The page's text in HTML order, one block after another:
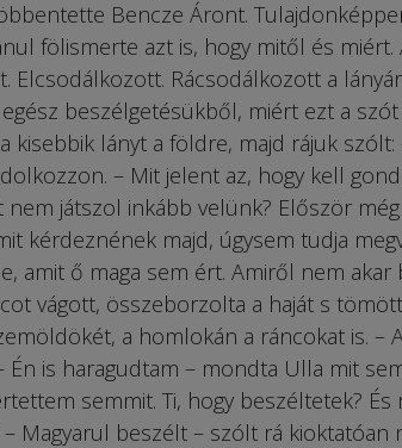
Bencze Áront.
fölismerte azt is, hogy mitől és miért.
Elcsodálkozott. Rácsodálkozott a
beszélgetésükből, miért ezt a
kisebbik lányt a földre, majd rájuk szólt:
– Mit jelent az, hogy kell
játszol inkább velünk? Először még
kérdeznének majd, úgysem tudja
amit ő maga sem ért. Amiről nem akar
vágott, összeborzolta a haját s
a homlokán a ráncokat is. –
Én is haragudtam – mondta Ulla mit
semmit. Ti, hogy beszéltetek? És
Magyarul beszélt – szólt rá kioktatóan